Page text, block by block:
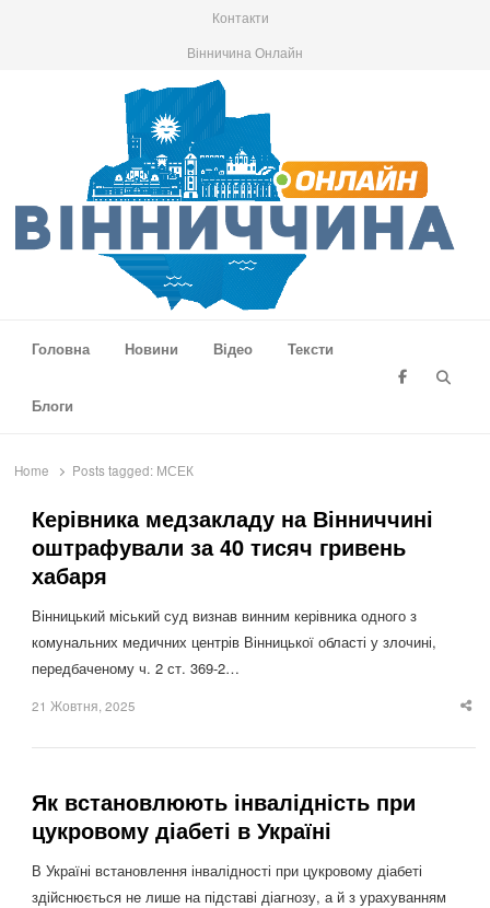
Контакти
Вінничина Онлайн
Головна
Новини Відео Тексти
Блоги
Home Posts tagged: МСЕК
Керівника медзакладу на Вінниччині
оштрафували за 40 тисяч гривень
хабаря
Вінницький міський суд визнав винним керівника одного з
комунальних медичних центрів Вінницької області у злочині,
передбаченому ч. 2 ст. 369-2…
21 Жовтня, 2025
Як встановлюють інвалідність при
цукровому діабеті в Україні
В Україні встановлення інвалідності при цукровому діабеті
здійснюється не лише на підставі діагнозу, а й з урахуванням